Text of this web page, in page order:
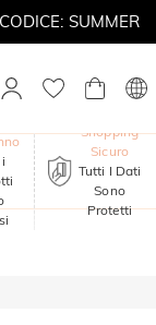
SUMMER
IN REGALO
Shopping
Sicuro
Tutti I Dati
Sono
Protetti